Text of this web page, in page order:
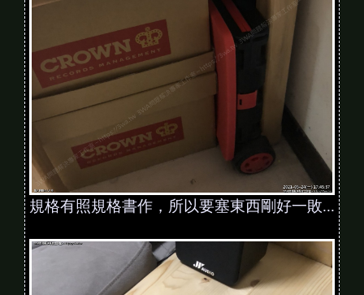
規格有照規格書作，所以要塞東西剛好一敗...